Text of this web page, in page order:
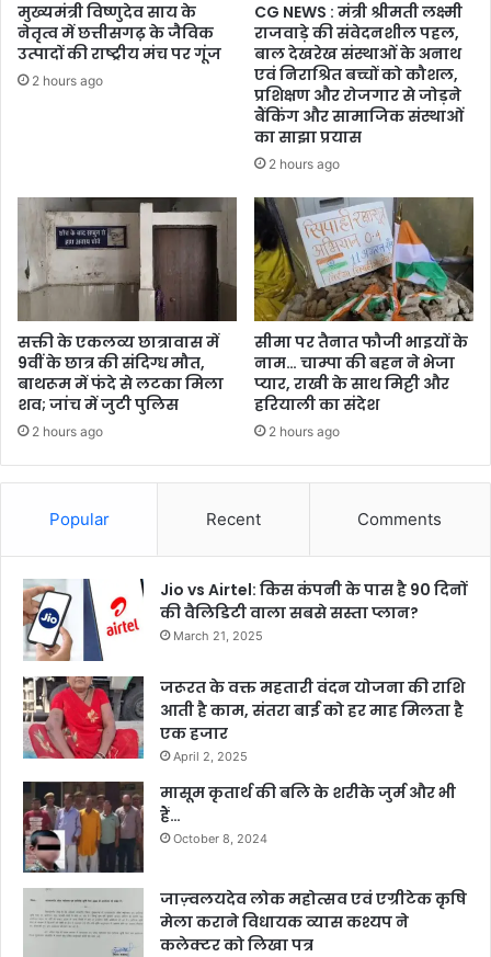
मुख्यमंत्री विष्णुदेव साय के
नेतृत्व में छत्तीसगढ़ के जैविक
उत्पादों की राष्ट्रीय मंच पर गूंज
2 hours ago
CG NEWS : मंत्री श्रीमती लक्ष्मी
राजवाड़े की संवेदनशील पहल,
बाल देखरेख संस्थाओं के अनाथ
एवं निराश्रित बच्चों को कौशल,
प्रशिक्षण और रोजगार से जोड़ने
बैंकिंग और सामाजिक संस्थाओं
का साझा प्रयास
2 hours ago
सक्ती के एकलव्य छात्रावास में
9वीं के छात्र की संदिग्ध मौत,
बाथरूम में फंदे से लटका मिला
शव; जांच में जुटी पुलिस
2 hours ago
सीमा पर तैनात फौजी भाइयों के
नाम… चाम्पा की बहन ने भेजा
प्यार, राखी के साथ मिट्टी और
हरियाली का संदेश
2 hours ago
Popular Recent Comments
Jio vs Airtel: किस कंपनी के पास है 90 दिनों
की वैलिडिटी वाला सबसे सस्ता प्लान?
March 21, 2025
जरूरत के वक्त महतारी वंदन योजना की राशि
आती है काम, संतरा बाई को हर माह मिलता है
एक हजार
April 2, 2025
मासूम कृतार्थ की बलि के शरीके जुर्म और भी
हैं…
October 8, 2024
जाज़्वलयदेव लोक महोत्सव एवं एग्रीटेक कृषि
मेला कराने विधायक व्यास कश्यप ने
कलेक्टर को लिखा पत्र